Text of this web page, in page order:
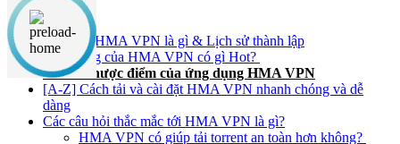
Nội dung chính
Giải đáp HMA VPN là gì & Lịch sử thành lập
Tính năng của HMA VPN có gì Hot?
Ưu & Nhược điểm của ứng dụng HMA VPN
[A-Z] Cách tải và cài đặt HMA VPN nhanh chóng và dễ
dàng
Các câu hỏi thắc mắc tới HMA VPN là gì?
HMA VPN có giúp tải torrent an toàn hơn không?